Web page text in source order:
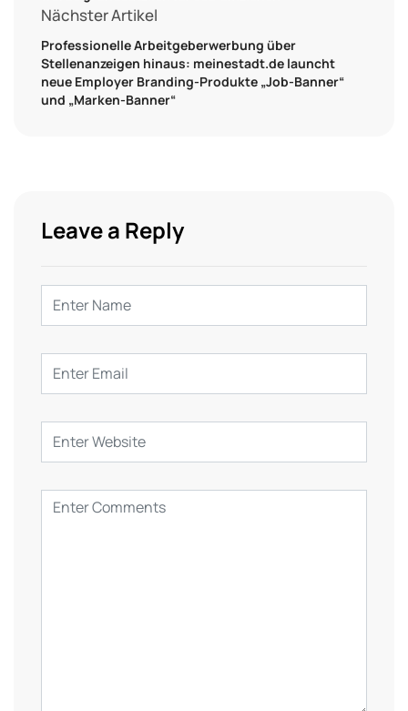
Nächster Artikel
Professionelle Arbeitgeberwerbung über
Stellenanzeigen hinaus: meinestadt.de launcht
neue Employer Branding-Produkte „Job-Banner“
und „Marken-Banner“
Leave a Reply